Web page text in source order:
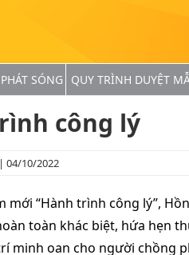
SÓNG QUY TRÌNH DUYỆT
công lý
04/10/2022
mới “Hành trình công lý”,
toàn khác biệt, hứa hẹn
minh oan cho người chồng